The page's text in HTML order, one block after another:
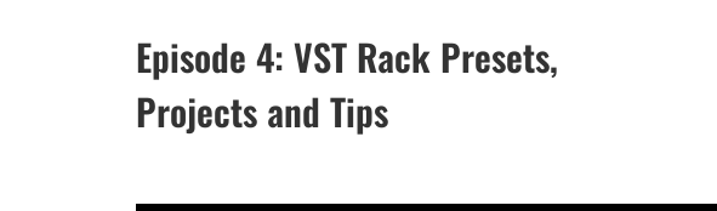
Episode 4: VST Rack Presets,
Projects and Tips